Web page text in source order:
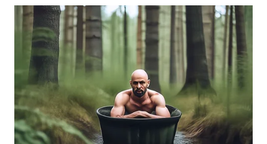
WN
KARAWANG
WN
BEKASI
WN
BOGOR
WN